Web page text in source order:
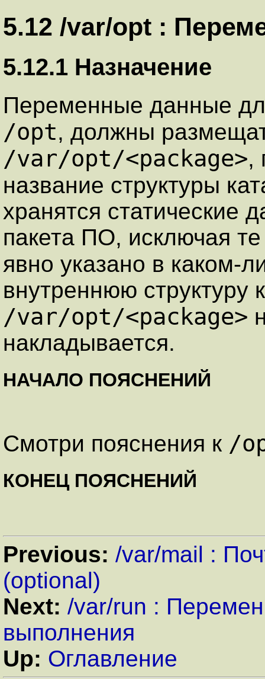
5.12 /var/opt :
5.12.1 Назначение
Переменные данные
/opt, должны
/var/opt/<package>,
название структуры
хранятся статические
пакета ПО, исключая
явно указано в каком-
внутреннюю структуру
/var/opt/<package>
накладывается.
НАЧАЛО ПОЯСНЕНИЙ
Смотри пояснения к /
КОНЕЦ ПОЯСНЕНИЙ
Previous: /var/mail :
(optional)
Next: /var/run :
выполнения
Up: Оглавление